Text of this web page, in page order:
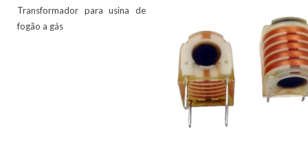
Transformador para usina de
fogão a gás